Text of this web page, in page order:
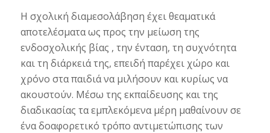
Η σχολική διαμεσολάβηση έχει θεαματικά
αποτελέσματα ως προς την μείωση της
ενδοσχολικής βίας , την ένταση, τη συχνότητα
και τη διάρκειά της, επειδή παρέχει χώρο και
χρόνο στα παιδιά να μιλήσουν και κυρίως να
ακουστούν. Μέσω της εκπαίδευσης και της
διαδικασίας τα εμπλεκόμενα μέρη μαθαίνουν σε
ένα δοαφορετικό τρόπο αντιμετώπισης των